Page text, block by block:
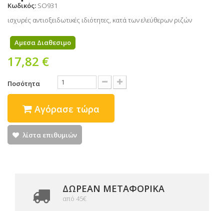
Κωδικός: SO931
ισχυρές αντιοξειδωτικές ιδιότητες, κατά των ελεύθερων ριζών
Αμεσα Διαθεσιμο
17,82 €
Ποσότητα
Αγόρασε τώρα
λίστα επιθυμιών
ΔΩΡΕΑΝ ΜΕΤΑΦΟΡΙΚΆ
από 45€